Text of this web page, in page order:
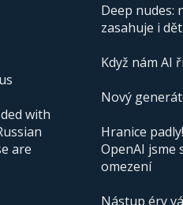
with
are
Deep nudes:
zasahuje i
Když nám AI
Nový
Hranice
OpenAI
omezení
Nástup éry